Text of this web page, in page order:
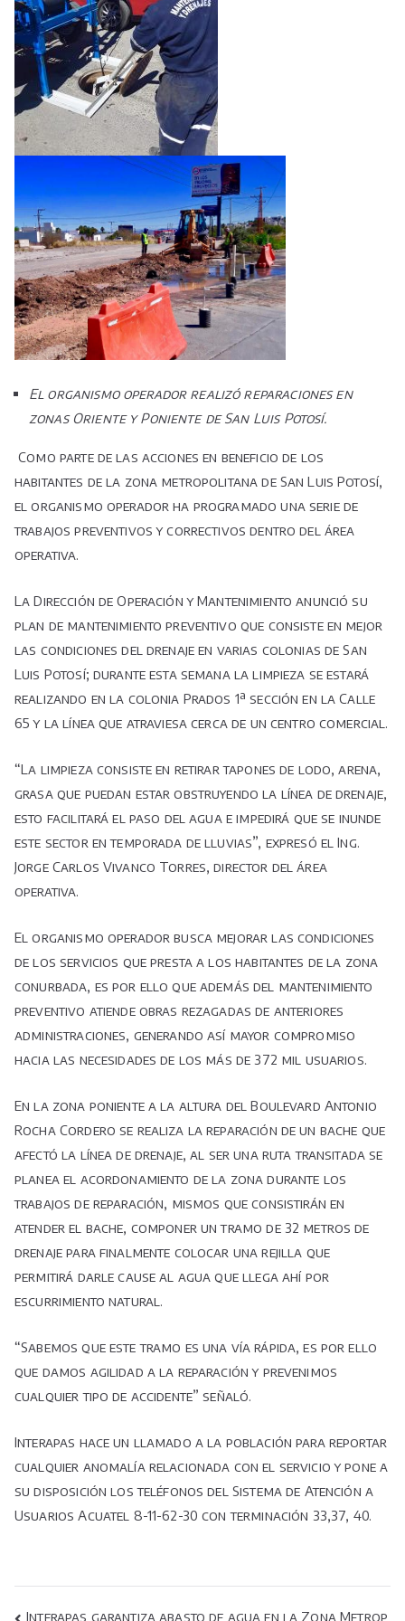
El organismo operador realizó reparaciones en
zonas Oriente y Poniente de San Luis Potosí.
Como parte de las acciones en beneficio de los
habitantes de la zona metropolitana de San Luis Potosí,
el organismo operador ha programado una serie de
trabajos preventivos y correctivos dentro del área
operativa.
La Dirección de Operación y Mantenimiento anunció su
plan de mantenimiento preventivo que consiste en mejor
las condiciones del drenaje en varias colonias de San
Luis Potosí; durante esta semana la limpieza se estará
realizando en la colonia Prados 1ª sección en la Calle
65 y la línea que atraviesa cerca de un centro comercial.
“La limpieza consiste en retirar tapones de lodo, arena,
grasa que puedan estar obstruyendo la línea de drenaje,
esto facilitará el paso del agua e impedirá que se inunde
este sector en temporada de lluvias”, expresó el Ing.
Jorge Carlos Vivanco Torres, director del área
operativa.
El organismo operador busca mejorar las condiciones
de los servicios que presta a los habitantes de la zona
conurbada, es por ello que además del mantenimiento
preventivo atiende obras rezagadas de anteriores
administraciones, generando así mayor compromiso
hacia las necesidades de los más de 372 mil usuarios.
En la zona poniente a la altura del Boulevard Antonio
Rocha Cordero se realiza la reparación de un bache que
afectó la línea de drenaje, al ser una ruta transitada se
planea el acordonamiento de la zona durante los
trabajos de reparación, mismos que consistirán en
atender el bache, componer un tramo de 32 metros de
drenaje para finalmente colocar una rejilla que
permitirá darle cause al agua que llega ahí por
escurrimiento natural.
“Sabemos que este tramo es una vía rápida, es por ello
que damos agilidad a la reparación y prevenimos
cualquier tipo de accidente” señaló.
Interapas hace un llamado a la población para reportar
cualquier anomalía relacionada con el servicio y pone a
su disposición los teléfonos del Sistema de Atención a
Usuarios Acuatel 8-11-62-30 con terminación 33,37, 40.
Interapas garantiza abasto de agua en la Zona Metrop